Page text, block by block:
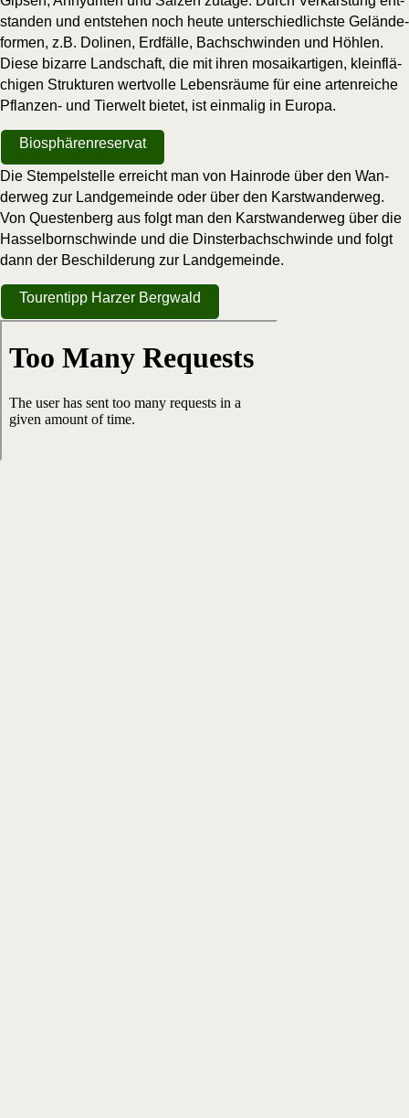
stan­den und ent­ste­hen noch heu­te unter­schied­lichs­te Gelän­de­
for­men, z.B. Doli­nen, Erd­fäl­le, Bach­schwin­den und Höh­len.
Die­se bizar­re Land­schaft, die mit ihren mosa­ik­ar­ti­gen, klein­flä­
chi­gen Struk­tu­ren wert­vol­le Lebens­räu­me für eine arten­rei­che
Pflan­zen- und Tier­welt bie­tet, ist ein­ma­lig in Europa.
Bio­sphä­ren­re­ser­vat
Die Stem­pel­stel­le erreicht man von Hain­ro­de über den Wan­
der­weg zur Land­ge­mein­de oder über den Karst­wan­der­weg.
Von Ques­ten­berg aus folgt man den Karst­wan­der­weg über die
Has­sel­born­schwin­de und die Dins­ter­bach­schwin­de und folgt
dann der Beschil­de­rung zur Landgemeinde.
Tou­ren­tipp Har­zer Bergwald